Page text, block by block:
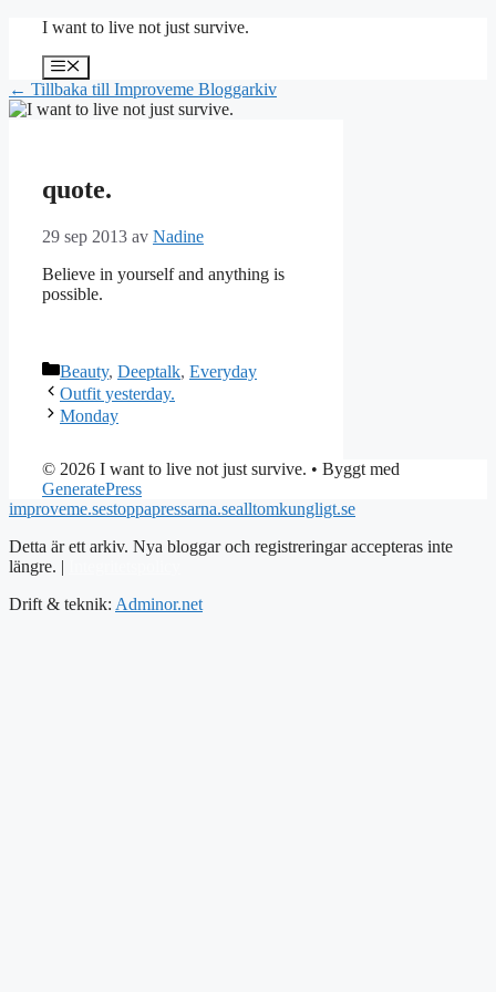
Hoppa
innehåll
I want to live not just survive.
Meny
← Tillbaka till Improveme Bloggarkiv
quote.
29 sep 2013 av Nadine
Believe in yourself and anything is
possible.
Kategorier
Beauty, Deeptalk, Everyday
Outfit yesterday.
Monday
© 2026 I want to live not just survive. • Byggt med
GeneratePress
improveme.sestoppapressarna.sealltomkungligt.se
Detta är ett arkiv. Nya bloggar och registreringar accepteras inte
längre. |
Drift & teknik: Adminor.net